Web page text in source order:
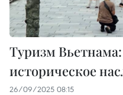
Туризм
историческое
26/09/2025 08:15